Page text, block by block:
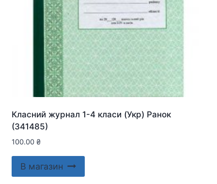
Класний журнал 1-4 класи (Укр) Ранок
(341485)
100.00 ₴
В магазин